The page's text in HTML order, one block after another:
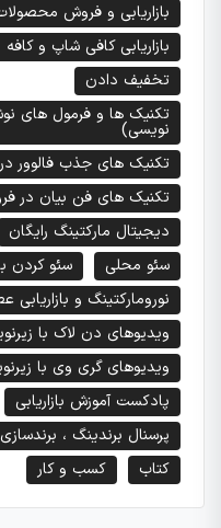
بازاریابی و فروش
بازاریابی کافی شاپ و کافه
تخفیف دادن
تکنیک ها و فرمول های
نویسی)
تکنیک های جذب فالوور در
تکنیک های فن بیان در
دیجیتال مارکتینگ رایگان
سئو محلی
سئو کردن
نورومارکتینگ و بازاریابی
ویدیوهای دن لاک با
ویدیوهای گری وی با
پادکست آموزش بازاریابی
پرسنال برندینگ ،
کتاب
کسب و کار